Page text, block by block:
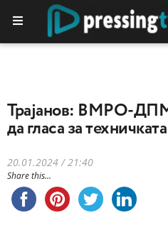
Трајанов: ВМРО-
да гласа за
20.01.2024 / 21:40
Share this...